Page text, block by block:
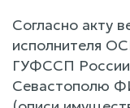
Согласно акту
исполнителя
ГУФССП России
Севастополю